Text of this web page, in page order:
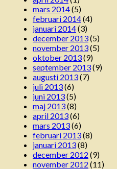
mars 2014(5)
februari 2014(4)
januari 2014(3)
december 2013(5)
november 2013(5)
oktober 2013(9)
september 2013(9)
augusti 2013(7)
juli 2013(6)
juni 2013(5)
maj 2013(8)
april 2013(6)
mars 2013(6)
februari 2013(8)
januari 2013(8)
december 2012 (9)
november 2012 (11)